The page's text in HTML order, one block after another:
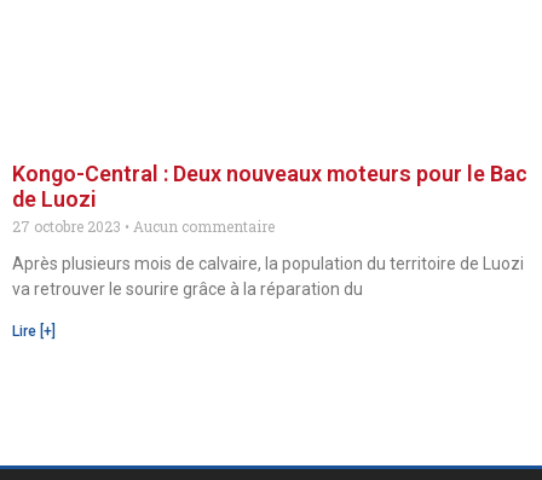
Kongo-Central : Deux nouveaux moteurs pour le Bac
de Luozi
27 octobre 2023
Aucun commentaire
Après plusieurs mois de calvaire, la population du territoire de Luozi
va retrouver le sourire grâce à la réparation du
Lire [+]